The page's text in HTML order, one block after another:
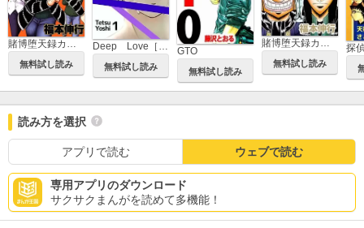
賭博堕天録カイジ 24億脱出編
無料試し読み 無料試し読み
GTO
無料試し読み
賭博堕天録カイジ ワン・ポーカー編
無料試し読み
探
読み方を選択
アプリで読む ウェブで読む
専用アプリのダウンロード
サクサクまんがを読めて多機能！